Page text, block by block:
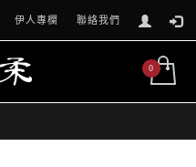
伊人專欄 聯絡我們